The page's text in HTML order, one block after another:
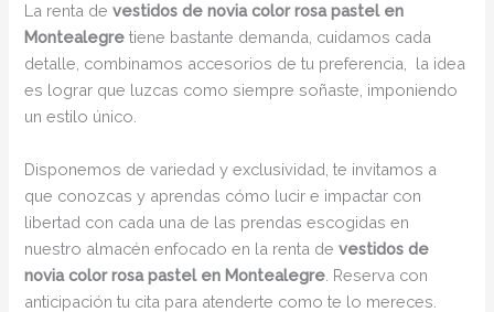
La renta devestidos de novia color rosa pastel en
Montealegretiene bastante demanda, cuidamos cada
detalle, combinamos accesorios de tu preferencia, la idea
es lograr que luzcas como siempre soñaste, imponiendo
un estilo único.
Disponemos de variedad y exclusividad, te invitamos a
que conozcas y aprendas cómo lucir e impactar con
libertad con cada una de las prendas escogidas en
nuestro almacén enfocado en la renta devestidos de
novia color rosa pastel en Montealegre . Reserva con
anticipación tu cita para atenderte como te lo mereces.